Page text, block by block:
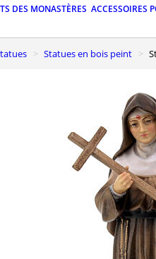
DES MONASTÈRES ACCESSOIRES
Statues Statues en bois peint